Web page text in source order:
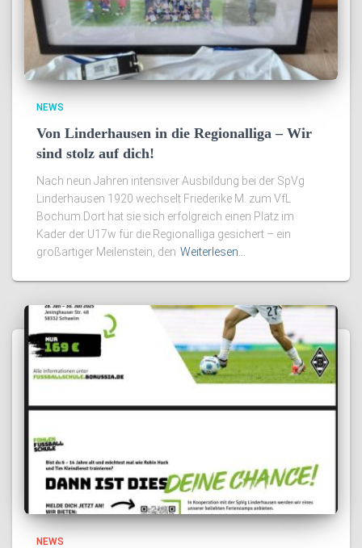
NEWS
Von Linderhausen in die Regionalliga – Wir
sind stolz auf dich!
Nach neun Jahren intensiver Ausbildung bei der SpVg
Linderhausen 1920 wechselt Friederike M. zum VfL
Bochum.Dort hat sie sich erfolgreich einen Platz im
Kader der U17w für die Regionalliga gesichert – ein
großartiger Meilenstein, den Weiterlesen…
NEWS